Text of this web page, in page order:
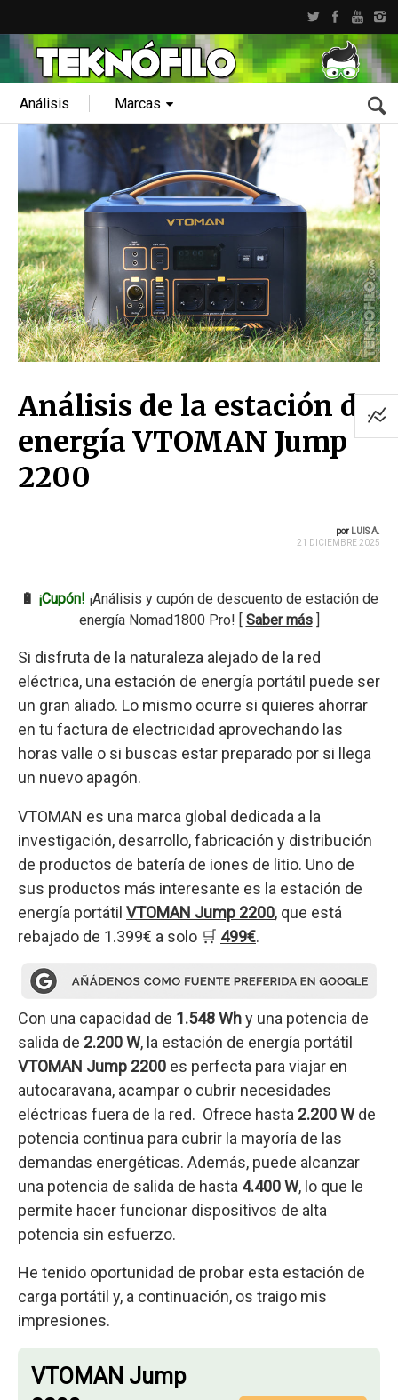
Análisis Marcas
Análisis de la estación de
energía VTOMAN Jump
2200
por LUIS A.
21 DICIEMBRE 2025
🔋 ¡Cupón! ¡Análisis y cupón de descuento de estación de
energía Nomad1800 Pro! [ Saber más]
Si disfruta de la naturaleza alejado de la red
eléctrica, una estación de energía portátil puede ser
un gran aliado. Lo mismo ocurre si quieres ahorrar
en tu factura de electricidad aprovechando las
horas valle o si buscas estar preparado por si llega
un nuevo apagón.
VTOMAN es una marca global dedicada a la
investigación, desarrollo, fabricación y distribución
de productos de batería de iones de litio. Uno de
sus productos más interesante es la estación de
energía portátil VTOMAN Jump 2200, que está
rebajado de 1.399€ a solo 🛒 499€.
Con una capacidad de 1.548 Why una potencia de
salida de 2.200 W, la estación de energía portátil
VTOMAN Jump 2200 es perfecta para viajar en
autocaravana, acampar o cubrir necesidades
eléctricas fuera de la red. Ofrece hasta 2.200 Wde
potencia continua para cubrir la mayoría de las
demandas energéticas. Además, puede alcanzar
una potencia de salida de hasta 4.400 W, lo que le
permite hacer funcionar dispositivos de alta
potencia sin esfuerzo.
He tenido oportunidad de probar esta estación de
carga portátil y, a continuación, os traigo mis
impresiones.
VTOMAN Jump